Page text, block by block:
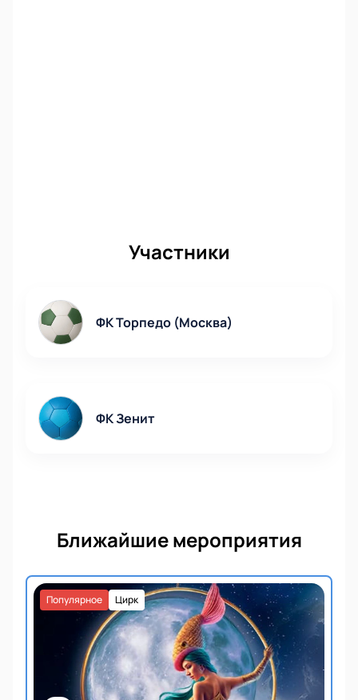
Участники
ФК Торпедо (Москва)
ФК Зенит
Ближайшие мероприятия
Цирк
Популярное